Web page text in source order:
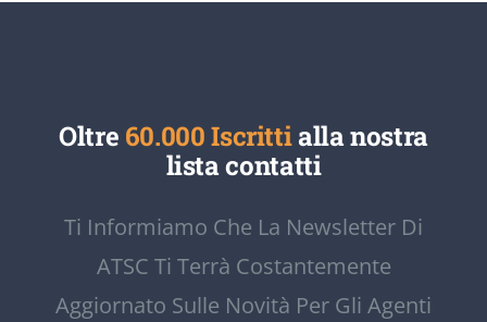
Oltre 60.000 Iscrittialla nostra
lista contatti
Ti Informiamo Che La Newsletter Di
ATSC Ti Terrà Costantemente
Aggiornato Sulle Novità Per Gli Agenti